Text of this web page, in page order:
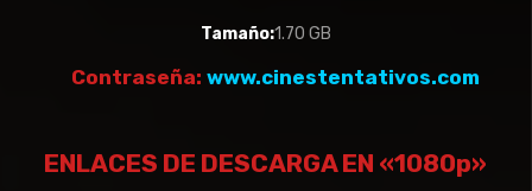
Tamaño:1.70 GB
Contraseña: www.cinestentativos.com
ENLACES DE DESCARGA EN «1080p»